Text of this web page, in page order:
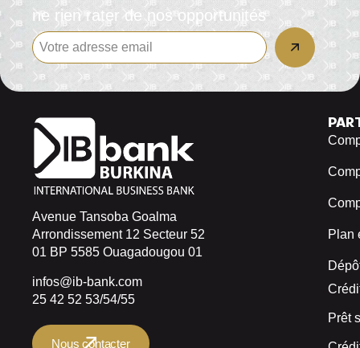
ne rien rater de nos opportunités
Avenue Tansoba Goalma
Arrondissement 12 Secteur 52
01 BP 5585 Ouagadougou 01
infos@ib-bank.com
25 42 52 53/54/55
Nous contacter
Plan
Prêt